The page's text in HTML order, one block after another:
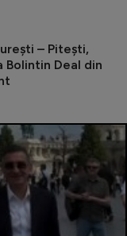
– Pitești,
Deal din